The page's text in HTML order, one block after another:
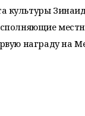
культуры
награду на